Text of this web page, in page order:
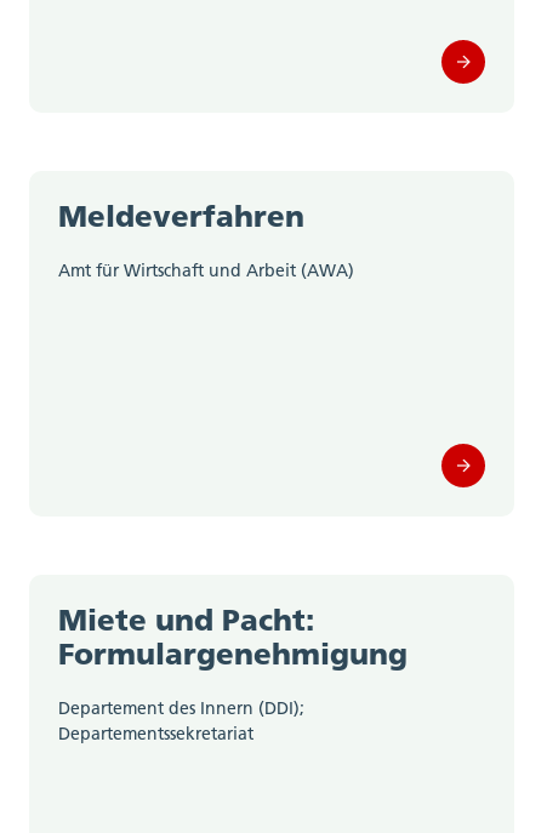
Meldeverfahren
Amt für Wirtschaft und Arbeit (AWA)
Miete und Pacht:
Formulargenehmigung
Departement des Innern (DDI);
Departementssekretariat